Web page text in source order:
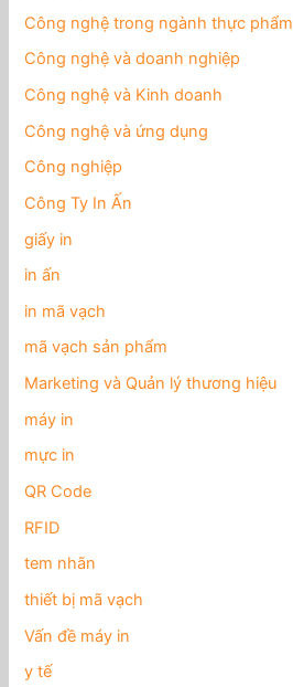
Công nghệ trong ngành thực phẩm
Công nghệ và doanh nghiệp
Công nghệ và Kinh doanh
Công nghệ và ứng dụng
Công nghiệp
Công Ty In Ấn
giấy in
in ấn
in mã vạch
mã vạch sản phẩm
Marketing và Quản lý thương hiệu
máy in
mực in
QR Code
RFID
tem nhãn
thiết bị mã vạch
Vấn đề máy in
y tế